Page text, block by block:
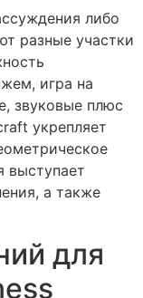
либо
разные участки
игра на
звуковые плюс
укрепляет
выступает
а также
для